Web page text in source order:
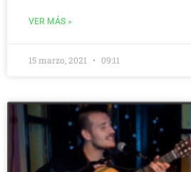
VER MÁS »
15 marzo, 2021 09:11